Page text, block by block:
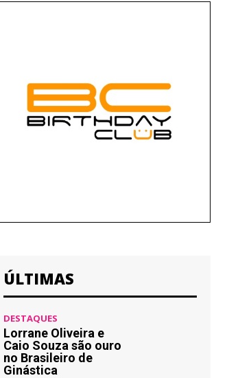
ÚLTIMAS
DESTAQUES
Lorrane Oliveira e
Caio Souza são ouro
no Brasileiro de
Ginástica